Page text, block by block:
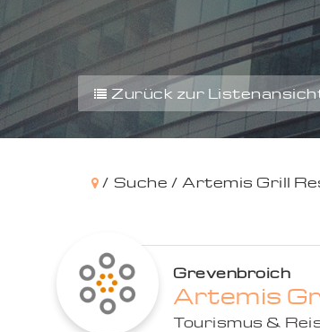
Zurück zur
/ Suche / Artemis Grill
Grevenbroich
Artemis
Tourismus &